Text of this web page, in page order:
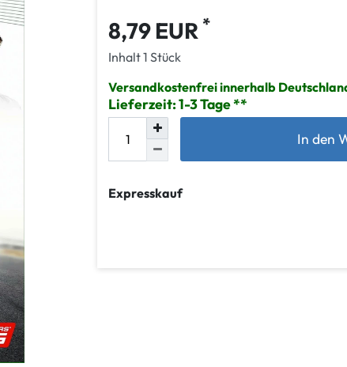
8,79 EUR *
Inhalt1 Stück
Versandkostenfrei innerhalb
Lieferzeit: 1-3 Tage
In den
Expresskauf